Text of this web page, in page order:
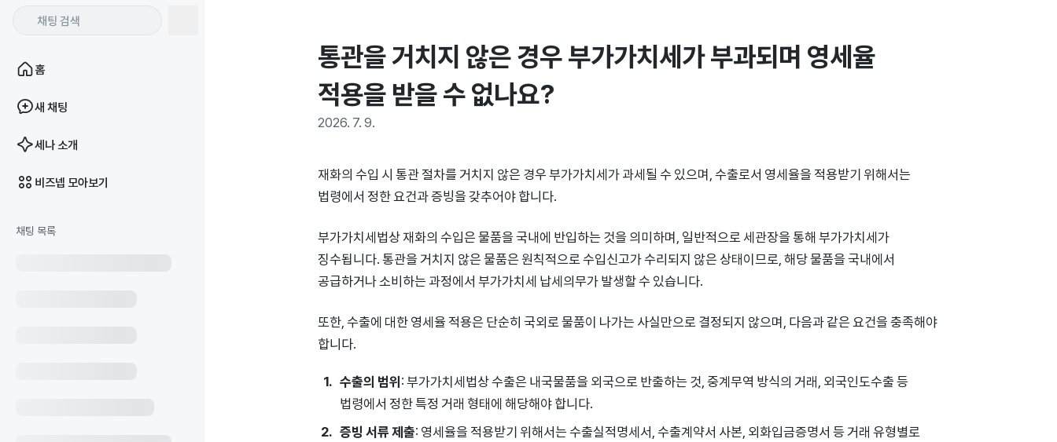
홈
새 채팅
세나 소개
비즈넵 모아보기
채팅 목록
통관을 거치지 않은 경우 부가가치세가 부과되며 영세율
적용을 받을 수 없나요?
2026. 7. 9.
재화의 수입 시 통관 절차를 거치지 않은 경우 부가가치세가 과세될 수 있으며, 수출로서 영세율을 적용받기 위해서는
법령에서 정한 요건과 증빙을 갖추어야 합니다.
부가가치세법상 재화의 수입은 물품을 국내에 반입하는 것을 의미하며, 일반적으로 세관장을 통해 부가가치세가
징수됩니다. 통관을 거치지 않은 물품은 원칙적으로 수입신고가 수리되지 않은 상태이므로, 해당 물품을 국내에서
공급하거나 소비하는 과정에서 부가가치세 납세의무가 발생할 수 있습니다.
또한, 수출에 대한 영세율 적용은 단순히 국외로 물품이 나가는 사실만으로 결정되지 않으며, 다음과 같은 요건을 충족해야
합니다.
수출의 범위: 부가가치세법상 수출은 내국물품을 외국으로 반출하는 것, 중계무역 방식의 거래, 외국인도수출 등
법령에서 정한 특정 거래 형태에 해당해야 합니다.
증빙 서류 제출: 영세율을 적용받기 위해서는 수출실적명세서, 수출계약서 사본, 외화입금증명서 등 거래 유형별로